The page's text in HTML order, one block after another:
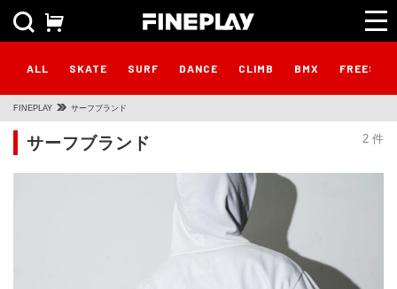
ALL SKATE SURF DANCE CLIMB BMX
FINEPLAY サーフブランド
2 件
サーフブランド